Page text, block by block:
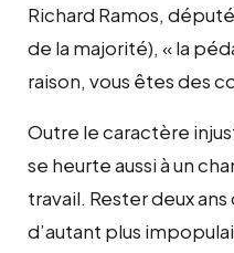
Richard Ramos,
de la majorité), « la
raison, vous êtes des
Outre le caractère
se heurte aussi à un
travail. Rester deux
d’autant plus